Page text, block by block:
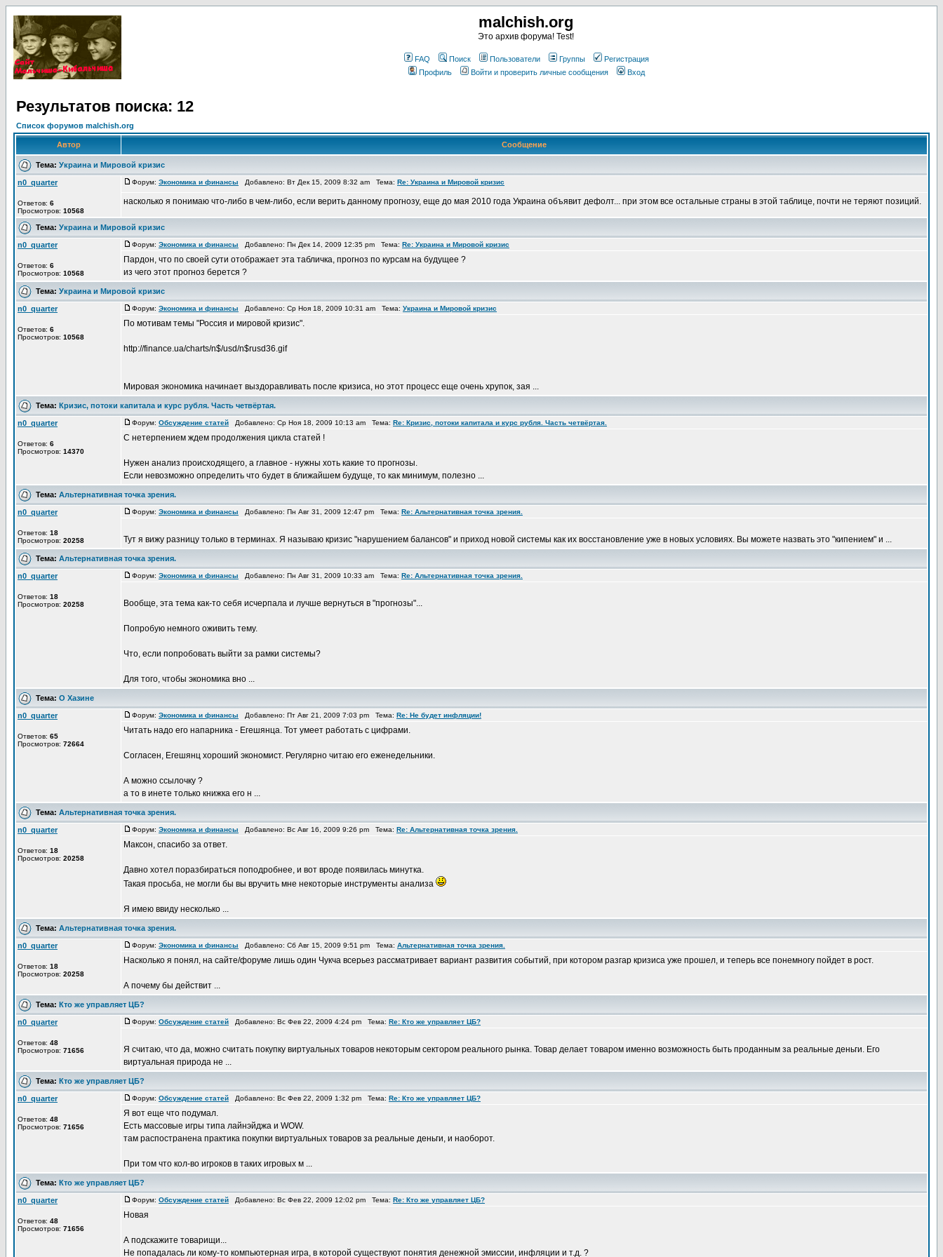
malchish.org
Это архив форума! Test!
FAQ Поиск Пользователи Группы
Регистрация
Профиль
Войти и проверить личные сообщения Вход
Результатов поиска: 12
Список форумов malchish.org
Автор Сообщение
Тема: Украина и Мировой кризис
n0_quarter
Ответов: 6
Просмотров: 10568
Форум: Экономика и финансы Добавлено: Вт Дек 15, 2009 8:32 am Тема: Re: Украина и Мировой кризис
насколько я понимаю что-либо в чем-либо, если верить данному прогнозу, еще до мая 2010 года Украина объявит дефолт... при этом все остальные страны в этой таблице, почти не теряют позиций.
Тема: Украина и Мировой кризис
n0_quarter
Ответов: 6
Просмотров: 10568
Форум: Экономика и финансы Добавлено: Пн Дек 14, 2009 12:35 pm Тема: Re: Украина и Мировой кризис
Пардон, что по своей сути отображает эта табличка, прогноз по курсам на будущее ?
из чего этот прогноз берется ?
Тема: Украина и Мировой кризис
n0_quarter
Ответов: 6
Просмотров: 10568
Форум: Экономика и финансы Добавлено: Ср Ноя 18, 2009 10:31 am Тема: Украина и Мировой кризис
По мотивам темы "Россия и мировой кризис".
http://finance.ua/charts/n$/usd/n$rusd36.gif
Мировая экономика начинает выздоравливать после кризиса, но этот процесс еще очень хрупок, зая ...
Тема: Кризис, потоки капитала и курс рубля. Часть четвёртая.
n0_quarter
Ответов: 6
Просмотров: 14370
Форум: Обсуждение статей Добавлено: Ср Ноя 18, 2009 10:13 am Тема: Re: Кризис, потоки капитала и курс рубля. Часть четвёртая.
С нетерпением ждем продолжения цикла статей !
Нужен анализ происходящего, а главное - нужны хоть какие то прогнозы.
Если невозможно определить что будет в ближайшем будуще, то как минимум, полезно ...
Тема: Альтернативная точка зрения.
n0_quarter
Ответов: 18
Просмотров: 20258
Форум: Экономика и финансы Добавлено: Пн Авг 31, 2009 12:47 pm Тема: Re: Альтернативная точка зрения.
Тут я вижу разницу только в терминах. Я называю кризис "нарушением балансов" и приход новой системы как их восстановление уже в новых условиях. Вы можете назвать это "кипением" и ...
Тема: Альтернативная точка зрения.
n0_quarter
Ответов: 18
Просмотров: 20258
Форум: Экономика и финансы Добавлено: Пн Авг 31, 2009 10:33 am Тема: Re: Альтернативная точка зрения.
Вообще, эта тема как-то себя исчерпала и лучше вернуться в "прогнозы"...
Попробую немного оживить тему.
Что, если попробовать выйти за рамки системы?
Для того, чтобы экономика вно ...
Тема: О Хазине
n0_quarter
Ответов: 65
Просмотров: 72664
Форум: Экономика и финансы Добавлено: Пт Авг 21, 2009 7:03 pm Тема: Re: Не будет инфляции!
Читать надо его напарника - Егешянца. Тот умеет работать с цифрами.
Согласен, Егешянц хороший экономист. Регулярно читаю его еженедельники.
А можно ссылочку ?
а то в инете только книжка его н ...
Тема: Альтернативная точка зрения.
n0_quarter
Ответов: 18
Просмотров: 20258
Форум: Экономика и финансы Добавлено: Вс Авг 16, 2009 9:26 pm Тема: Re: Альтернативная точка зрения.
Максон, спасибо за ответ.
Давно хотел поразбираться поподробнее, и вот вроде появилась минутка.
Такая просьба, не могли бы вы вручить мне некоторые инструменты анализа
Я имею ввиду несколько ...
Тема: Альтернативная точка зрения.
n0_quarter
Ответов: 18
Просмотров: 20258
Форум: Экономика и финансы Добавлено: Сб Авг 15, 2009 9:51 pm Тема: Альтернативная точка зрения.
Насколько я понял, на сайте/форуме лишь один Чукча всерьез рассматривает вариант развития событий, при котором разгар кризиса уже прошел, и теперь все понемногу пойдет в рост.
А почему бы действит ...
Тема: Кто же управляет ЦБ?
n0_quarter
Ответов: 48
Просмотров: 71656
Форум: Обсуждение статей Добавлено: Вс Фев 22, 2009 4:24 pm Тема: Re: Кто же управляет ЦБ?
Я считаю, что да, можно считать покупку виртуальных товаров некоторым сектором реального рынка. Товар делает товаром именно возможность быть проданным за реальные деньги. Его
виртуальная природа не ...
Тема: Кто же управляет ЦБ?
n0_quarter
Ответов: 48
Просмотров: 71656
Форум: Обсуждение статей Добавлено: Вс Фев 22, 2009 1:32 pm Тема: Re: Кто же управляет ЦБ?
Я вот еще что подумал.
Есть массовые игры типа лайнэйджа и WOW.
там распостранена практика покупки виртуальных товаров за реальные деньги, и наоборот.
При том что кол-во игроков в таких игровых м ...
Тема: Кто же управляет ЦБ?
n0_quarter
Ответов: 48
Просмотров: 71656
Форум: Обсуждение статей Добавлено: Вс Фев 22, 2009 12:02 pm Тема: Re: Кто же управляет ЦБ?
Новая
А подскажите товарищи...
Не попадалась ли кому-то компьютерная игра, в которой существуют понятия денежной эмиссии, инфляции и т.д. ?